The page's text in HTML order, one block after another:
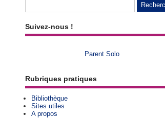
Suivez-nous !
Parent Solo
Rubriques pratiques
Bibliothèque
Sites utiles
A propos